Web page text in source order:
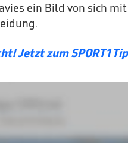
ein Bild von sich
Jetzt zum SPORT1